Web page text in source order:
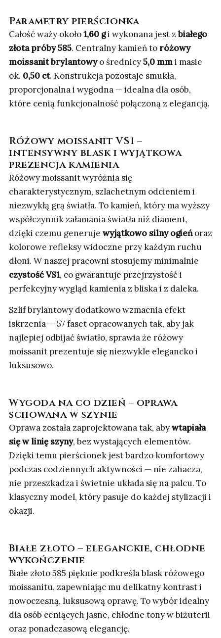
Parametry pierścionka
Całość waży około1,60 gi wykonana jest zbiałego
złota próby 585. Centralny kamień toróżowy
moissanit brylantowyo średnicy5,0 mmi masie
ok. 0,50 ct. Konstrukcja pozostaje smukła,
proporcjonalna i wygodna — idealna dla osób,
które cenią funkcjonalność połączoną z elegancją.
Różowy moissanit VS1 –
intensywny blask i wyjątkowa
prezencja kamienia
Różowy moissanit wyróżnia się
charakterystycznym, szlachetnym odcieniem i
niezwykłą grą światła. To kamień, który ma wyższy
współczynnik załamania światła niż diament,
dzięki czemu generuje wyjątkowo silny ogieńoraz
kolorowe refleksy widoczne przy każdym ruchu
dłoni. W naszej pracowni stosujemy minimalnie
czystość VS1, co gwarantuje przejrzystość i
perfekcyjny wygląd kamienia z bliska i z daleka.
Szlif brylantowy dodatkowo wzmacnia efekt
iskrzenia — 57 faset opracowanych tak, aby jak
najlepiej odbijać światło, sprawia że różowy
moissanit prezentuje się niezwykle elegancko i
luksusowo.
Wygoda na co dzień – oprawa
schowana w szynie
Oprawa została zaprojektowana tak, abywtapiała
się w linię szyny, bez wystających elementów.
Dzięki temu pierścionek jest bardzo komfortowy
podczas codziennych aktywności — nie zahacza,
nie przeszkadza i świetnie układa się na palcu. To
klasyczny model, który pasuje do każdej stylizacji i
okazji.
Białe złoto – eleganckie, chłodne
wykończenie
Białe złoto 585 pięknie podkreśla blask różowego
moissanitu, zapewniając mu delikatny kontrast i
nowoczesną, luksusową oprawę. To wybór idealny
dla osób ceniących jasne, chłodne tony w biżuterii
oraz ponadczasową elegancję.